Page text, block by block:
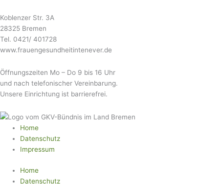
Koblenzer Str. 3A
28325 Bremen
Tel. 0421/ 401728
www.frauengesundheitintenever.de
Öffnungszeiten Mo – Do 9 bis 16 Uhr
und nach telefonischer Vereinbarung.
Unsere Einrichtung ist barrierefrei.
Home
Datenschutz
Impressum
Home
Datenschutz